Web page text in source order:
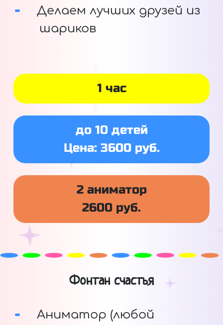
Делаем лучших друзей из
шариков
1 час
до 10 детей
Цена: 3600 руб.
2 аниматор
2600 руб.
Фонтан счастья
Аниматор (любой